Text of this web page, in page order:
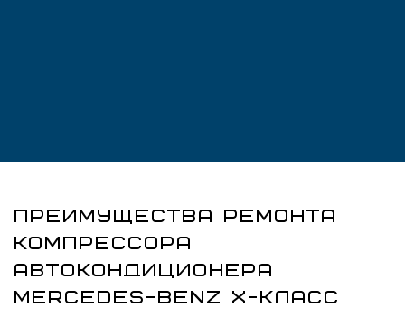
ПРЕИМУЩЕСТВА РЕМОНТА
КОМПРЕССОРА
АВТОКОНДИЦИОНЕРА
MERCEDES-BENZ X-КЛАСС